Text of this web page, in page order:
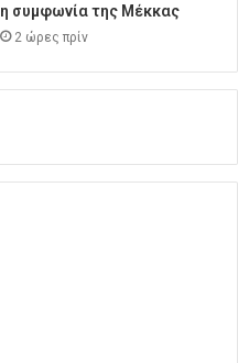
η συμφωνία της Μέκκας
2 ώρες πρίν